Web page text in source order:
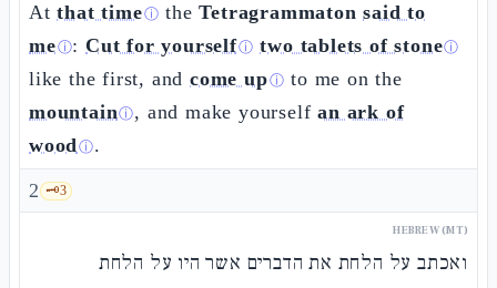
Atthat timeⓘ theTetragrammaton said to
meⓘ: Cut for yourselfⓘ two tablets of stoneⓘ
like the first, andcome upⓘ to me on the
mountainⓘ, and make yourselfan ark of
woodⓘ.
2 🗝️3
HEBREW (MT)
ואכתב על הלחת את הדברים אשר היו על הלחת